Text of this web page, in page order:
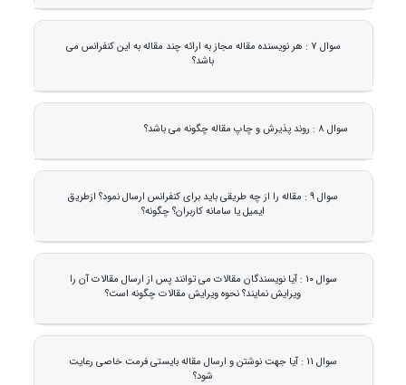
سوال 7 : هر نویسنده مقاله مجاز به ارائه چند مقاله به این کنفرانس می
باشد؟
سوال 8 : روند پذیرش و چاپ مقاله چگونه می باشد؟
سوال 9 : مقاله را از چه طریقی باید برای کنفرانس ارسال نمود؟ ازطریق
ایمیل یا سامانه کاربران؟ چگونه؟
سوال 10 : آیا نویسندگان مقالات می توانند پس از ارسال مقالات آن را
ویرایش نمایند؟ نحوه ویرایش مقالات چگونه است؟
سوال 11 : آیا جهت نوشتن و ارسال مقاله بایستی فرمت خاصی رعایت
شود؟